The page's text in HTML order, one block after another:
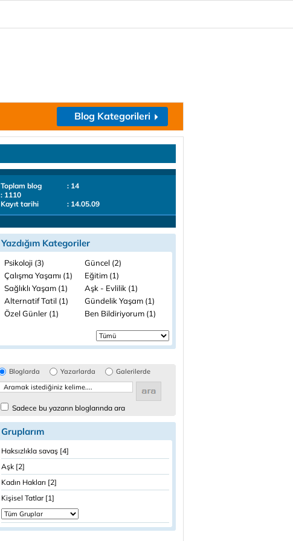
Blog Kategorileri
Toplam blog
: 14
: 1110
Kayıt tarihi
: 14.05.09
Yazdığım Kategoriler
Psikoloji (3)
Güncel (2)
Çalışma Yaşamı (1)
Eğitim (1)
Sağlıklı Yaşam (1)
Aşk - Evlilik (1)
Alternatif Tatil (1)
Gündelik Yaşam (1)
Özel Günler (1)
Ben Bildiriyorum (1)
Bloglarda Yazarlarda Galerilerde
Sadece bu yazarın bloglarında ara
Gruplarım
Haksızlıkla savaş [4]
Aşk [2]
Kadın Hakları [2]
Kişisel Tatlar [1]